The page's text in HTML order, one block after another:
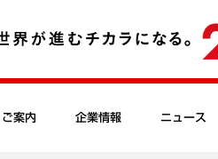
ご案内 企業情報 ニュース